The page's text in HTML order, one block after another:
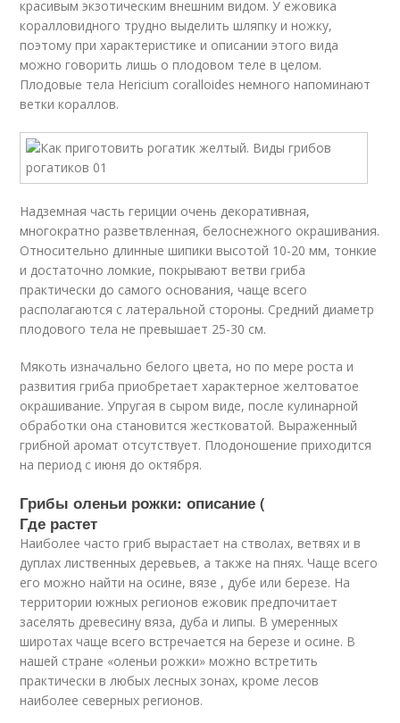
красивым экзотическим внешним видом. У ежовика
коралловидного трудно выделить шляпку и ножку,
поэтому при характеристике и описании этого вида
можно говорить лишь о плодовом теле в целом.
Плодовые тела Hericium coralloides немного напоминают
ветки кораллов.
Надземная часть гериции очень декоративная,
многократно разветвленная, белоснежного окрашивания.
Относительно длинные шипики высотой 10-20 мм, тонкие
и достаточно ломкие, покрывают ветви гриба
практически до самого основания, чаще всего
располагаются с латеральной стороны. Средний диаметр
плодового тела не превышает 25-30 см.
Мякоть изначально белого цвета, но по мере роста и
развития гриба приобретает характерное желтоватое
окрашивание. Упругая в сыром виде, после кулинарной
обработки она становится жестковатой. Выраженный
грибной аромат отсутствует. Плодоношение приходится
на период с июня до октября.
Грибы оленьи рожки: описание (
Где растет
Наиболее часто гриб вырастает на стволах, ветвях и в
дуплах лиственных деревьев, а также на пнях. Чаще всего
его можно найти на осине, вязе , дубе или березе. На
территории южных регионов ежовик предпочитает
заселять древесину вяза, дуба и липы. В умеренных
широтах чаще всего встречается на березе и осине. В
нашей стране «оленьи рожки» можно встретить
практически в любых лесных зонах, кроме лесов
наиболее северных регионов.